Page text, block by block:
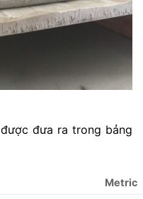
được đưa ra trong bảng
Metric